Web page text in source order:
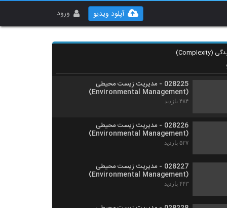
ورود آپلود ویدیو
028224 - مدیریت زیست محیطی
(Environmental Management)
028225 - مدیریت زیست محیطی
(Environmental Management)
۴۸۴ بازدید
028226 - مدیریت زیست محیطی
(Environmental Management)
۵۲۷ بازدید
028227 - مدیریت زیست محیطی
(Environmental Management)
۴۴۳ بازدید